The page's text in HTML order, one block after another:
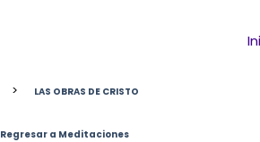
> LAS OBRAS DE CRISTO
Regresar a Meditaciones